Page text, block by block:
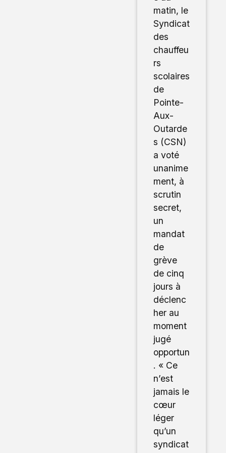
matin, le
Syndicat
des
chauffeu
rs
scolaires
de
Pointe-
Aux-
Outarde
s (CSN)
a voté
unanime
ment, à
scrutin
secret,
un
mandat
de
grève
de cinq
jours à
déclenc
her au
moment
jugé
opportun
. « Ce
n’est
jamais le
cœur
léger
qu’un
syndicat